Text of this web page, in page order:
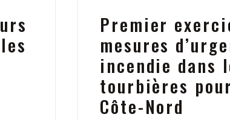
Premier
mesures
incendie dans
tourbières
Côte-Nord